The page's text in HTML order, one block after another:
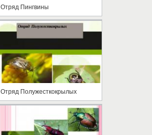
Отряд Пингвины
Отряд Полужесткокрылых